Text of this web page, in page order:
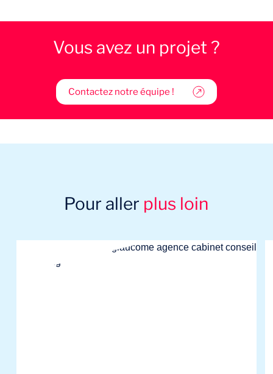
Vous avez un projet ?
Contactez notre équipe !
Pour aller plus loin